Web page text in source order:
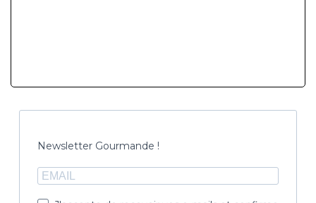
Newsletter Gourmande !